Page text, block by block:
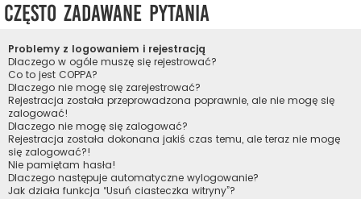
Często zadawane pytania
Problemy z logowaniem i rejestracją
Dlaczego w ogóle muszę się rejestrować?
Co to jest COPPA?
Dlaczego nie mogę się zarejestrować?
Rejestracja została przeprowadzona poprawnie, ale nie mogę się
zalogować!
Dlaczego nie mogę się zalogować?
Rejestracja została dokonana jakiś czas temu, ale teraz nie mogę
się zalogować?!
Nie pamiętam hasła!
Dlaczego następuje automatyczne wylogowanie?
Jak działa funkcja “Usuń ciasteczka witryny”?